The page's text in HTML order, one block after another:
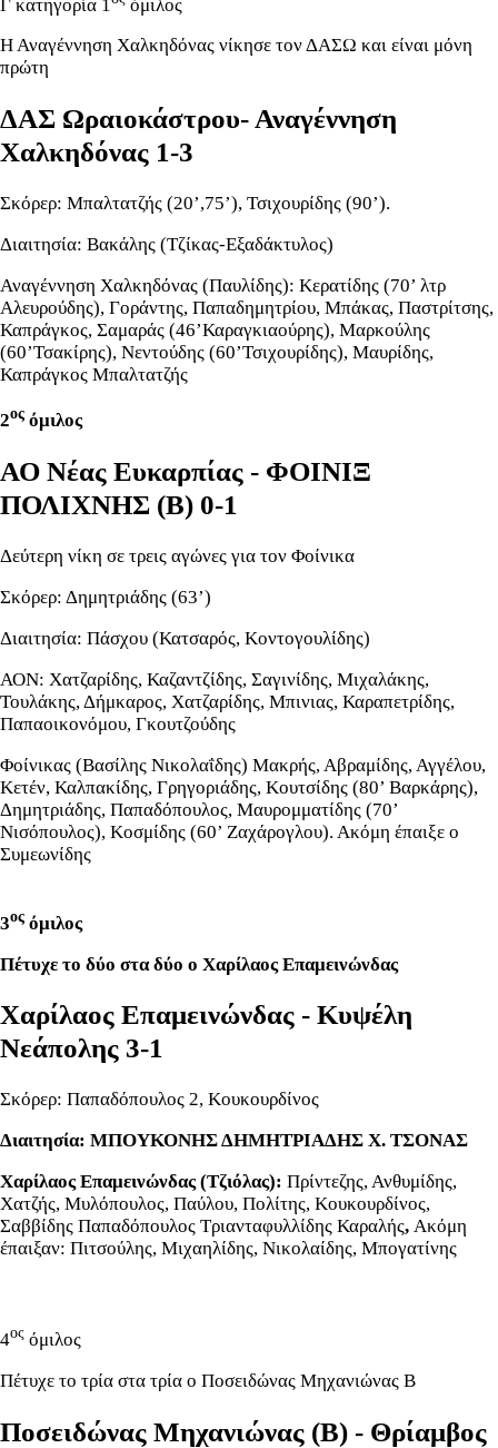
Η Αναγέννηση Χαλκηδόνας νίκησε τον ΔΑΣΩ και είναι μόνη
πρώτη
ΔΑΣ Ωραιοκάστρου- Αναγέννηση
Χαλκηδόνας 1-3
Σκόρερ: Μπαλτατζής (20’,75’), Τσιχουρίδης (90’).
Διαιτησία: Βακάλης (Τζίκας-Εξαδάκτυλος)
Αναγέννηση Χαλκηδόνας (Παυλίδης): Κερατίδης (70’ λτρ
Αλευρούδης), Γοράντης, Παπαδημητρίου, Μπάκας, Παστρίτσης,
Καπράγκος, Σαμαράς (46’Καραγκιαούρης), Μαρκούλης
(60’Τσακίρης), Νεντούδης (60’Τσιχουρίδης), Μαυρίδης,
Καπράγκος Μπαλτατζής
2ος όμιλος
ΑΟ Νέας Ευκαρπίας - ΦΟΙΝΙΞ
ΠΟΛΙΧΝΗΣ (Β) 0-1
Δεύτερη νίκη σε τρεις αγώνες για τον Φοίνικα
Σκόρερ: Δημητριάδης (63’)
Διαιτησία: Πάσχου (Κατσαρός, Κοντογουλίδης)
ΑΟΝ: Χατζαρίδης, Καζαντζίδης, Σαγινίδης, Μιχαλάκης,
Τουλάκης, Δήμκαρος, Χατζαρίδης, Μπινιας, Καραπετρίδης,
Παπαοικονόμου, Γκουτζούδης
Φοίνικας (Βασίλης Νικολαΐδης) Μακρής, Αβραμίδης, Αγγέλου,
Κετέν, Καλπακίδης, Γρηγοριάδης, Κουτσίδης (80’ Βαρκάρης),
Δημητριάδης, Παπαδόπουλος, Μαυρομματίδης (70’
Νισόπουλος), Κοσμίδης (60’ Ζαχάρογλου). Ακόμη έπαιξε ο
Συμεωνίδης
3ος όμιλος
Πέτυχε το δύο στα δύο ο Χαρίλαος Επαμεινώνδας
Χαρίλαος Επαμεινώνδας - Κυψέλη
Νεάπολης 3-1
Σκόρερ: Παπαδόπουλος 2, Κουκουρδίνος
Διαιτησία: ΜΠΟΥΚΟΝΗΣ ΔΗΜΗΤΡΙΑΔΗΣ Χ. ΤΣΟΝΑΣ
Χαρίλαος Επαμεινώνδας (Τζιόλας): Πρίντεζης, Ανθυμίδης,
Χατζής, Μυλόπουλος, Παύλου, Πολίτης, Κουκουρδίνος,
Σαββίδης Παπαδόπουλος Τριανταφυλλίδης Καραλής, Ακόμη
έπαιξαν: Πιτσούλης, Μιχαηλίδης, Νικολαίδης, Μπογατίνης
4ος όμιλος
Πέτυχε το τρία στα τρία ο Ποσειδώνας Μηχανιώνας Β
Ποσειδώνας Μηχανιώνας (Β) - Θρίαμβος